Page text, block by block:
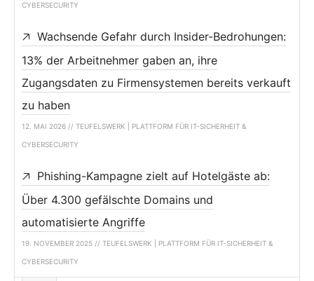
CYBERSECURITY
Wachsende Gefahr durch Insider-Bedrohungen:
13% der Arbeitnehmer gaben an, ihre
Zugangsdaten zu Firmensystemen bereits verkauft
zu haben
12. MAI 2026 // TEUFELSWERK | PLATTFORM FÜR IT-SICHERHEIT &
CYBERSECURITY
Phishing-Kampagne zielt auf Hotelgäste ab:
Über 4.300 gefälschte Domains und
automatisierte Angriffe
19. NOVEMBER 2025 // TEUFELSWERK | PLATTFORM FÜR IT-SICHERHEIT &
CYBERSECURITY